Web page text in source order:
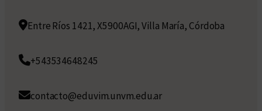
Entre Ríos 1421, X5900AGI, Villa María, Córdoba
+543534648245
contacto@eduvim.unvm.edu.ar